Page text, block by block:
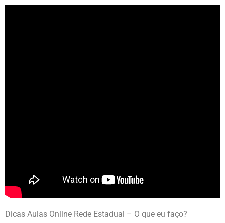
Dicas Aulas Online Rede Estadual – O que eu faço?